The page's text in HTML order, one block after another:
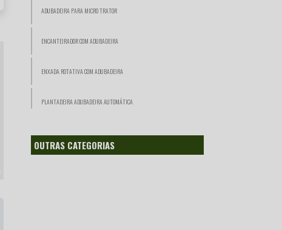
ADUBADEIRA PARA MICRO TRATOR
ENCANTEIRADOR COM ADUBADEIRA
ENXADA ROTATIVA COM ADUBADEIRA
PLANTADEIRA ADUBADEIRA AUTOMÁTICA
OUTRAS CATEGORIAS